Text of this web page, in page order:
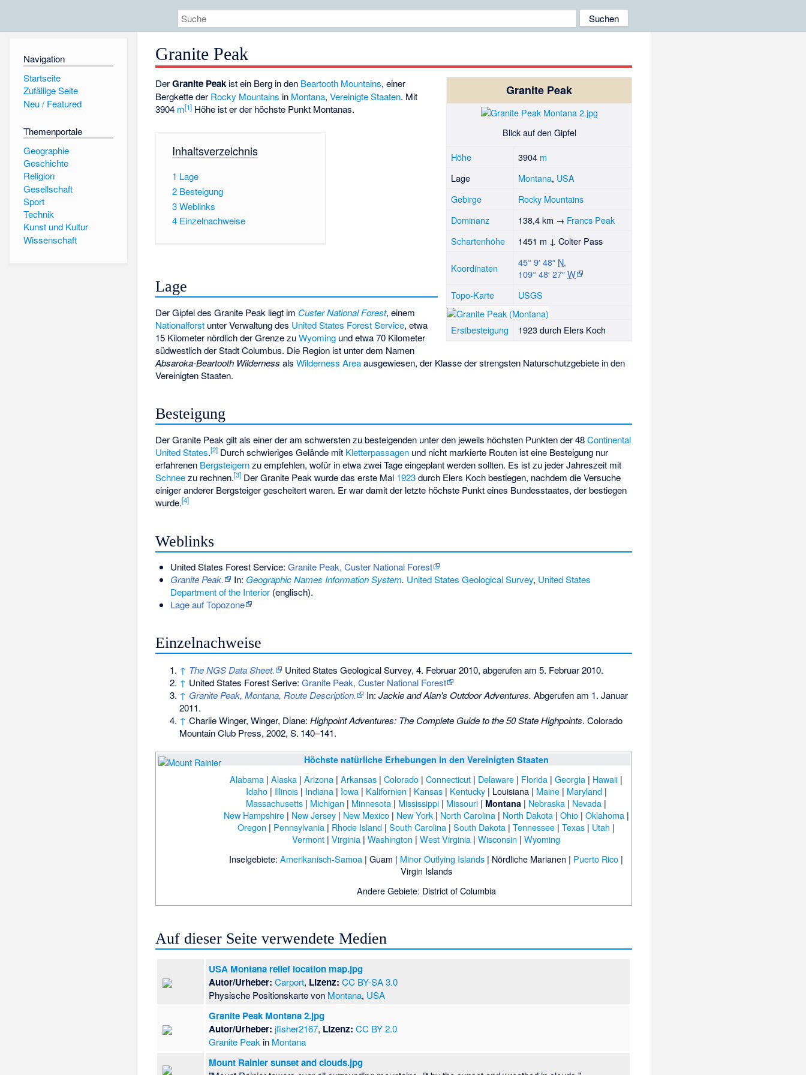
Navigation
Startseite
Zufällige Seite
Neu / Featured
Themenportale
Geographie
Geschichte
Religion
Gesellschaft
Sport
Technik
Kunst und Kultur
Wissenschaft
Granite Peak
Granite Peak
Blick auf den Gipfel
Höhe
3904 m
Lage
Montana, USA
Gebirge
Rocky Mountains
Dominanz
138,4 km → Francs Peak
Schartenhöhe
1451 m ↓Colter Pass
Koordinaten 45° 9′ 48″ N,
109° 48′ 27″W
Topo-Karte
USGS
Erstbesteigung 1923 durch Elers Koch
DerGranite Peak ist ein Berg in den Beartooth Mountains, einer
Bergkette der Rocky Mountains in Montana,Vereinigte Staaten. Mit
3904 m[1] Höhe ist er der höchste Punkt Montanas.
Inhaltsverzeichnis
1 Lage
2 Besteigung
3Weblinks
4 Einzelnachweise
Lage
Der Gipfel des Granite Peak liegt im Custer National Forest, einem
Nationalforst unter Verwaltung des United States Forest Service, etwa
15 Kilometer nördlich der Grenze zuWyoming und etwa 70 Kilometer
südwestlich der StadtColumbus. Die Region ist unter dem Namen
Absaroka-Beartooth Wilderness alsWilderness Areaausgewiesen, der Klasse der strengsten Naturschutzgebiete in den
Vereinigten Staaten.
Besteigung
Der Granite Peak gilt als einer der am schwersten zu besteigenden unter den jeweils höchsten Punkten der 48Continental
United States.[2] Durch schwieriges Gelände mit Kletterpassagen und nicht markierte Routen ist eine Besteigung nur
erfahrenen Bergsteigernzu empfehlen, wofür in etwa zwei Tage eingeplant werden sollten. Es ist zu jeder Jahreszeit mit
Schneezu rechnen.[3] Der Granite Peak wurde das erste Mal 1923durch Elers Koch bestiegen, nachdem die Versuche
einiger anderer Bergsteiger gescheitert waren. Er war damit der letzte höchste Punkt eines Bundesstaates, der bestiegen
wurde.[4]
Weblinks
United States Forest Service: Granite Peak, Custer National Forest
Granite Peak.
In: Geographic Names Information System. United States Geological Survey, United States
Department of the Interior(englisch).
Lage auf Topozone
Einzelnachweise
↑ The NGS Data Sheet. United States Geological Survey, 4. Februar 2010, abgerufen am 5. Februar 2010.
↑ United States Forest Serive:Granite Peak, Custer National Forest
↑ Granite Peak, Montana, Route Description. In:Jackie and Alan's Outdoor Adventures. Abgerufen am 1. Januar
2011.
↑ Charlie Winger, Winger, Diane:Highpoint Adventures: The Complete Guide to the 50 State Highpoints. Colorado
Mountain Club Press, 2002,S. 140–141.
Höchste natürliche Erhebungen in den Vereinigten Staaten
Alabama |Alaska |Arizona |Arkansas |Colorado |Connecticut | Delaware | Florida |Georgia | Hawaii |
Idaho| Illinois| Indiana| Iowa| Kalifornien | Kansas| Kentucky| Louisiana| Maine| Maryland|
Massachusetts | Michigan | Minnesota | Mississippi | Missouri | Montana | Nebraska | Nevada |
New Hampshire| New Jersey| New Mexico| New York| North Carolina| North Dakota| Ohio| Oklahoma|
Oregon | Pennsylvania | Rhode Island |South Carolina |South Dakota |Tennessee |Texas | Utah |
Vermont |Virginia |Washington |West Virginia |Wisconsin |Wyoming
Inselgebiete:Amerikanisch-Samoa |Guam | Minor Outlying Islands | Nördliche Marianen | Puerto Rico |
Virgin Islands
Andere Gebiete: District of Columbia
Auf dieser Seite verwendete Medien
USA Montana relief location map.jpg
Autor/Urheber: Carport, Lizenz: CC BY-SA 3.0
Physische Positionskarte von Montana, USA
Granite Peak Montana 2.jpg
Autor/Urheber: jfisher2167, Lizenz: CC BY 2.0
Granite Peak in Montana
Mount Rainier sunset and clouds.jpg